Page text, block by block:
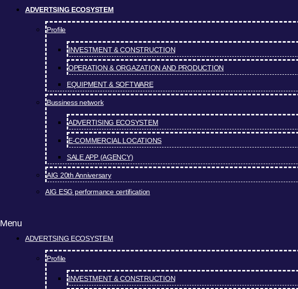
ADVERTSING ECOSYSTEM
Profile
INVESTMENT & CONSTRUCTION
OPERATION & ORGAZATION AND PRODUCTION
EQUIPMENT & SOFTWARE
Bussiness network
ADVERTISING ECOSYSTEM
E-COMMERCIAL LOCATIONS
SALE APP (AGENCY)
AIG 20th Anniversary
AIG ESG performance certification
Menu
ADVERTSING ECOSYSTEM
Profile
INVESTMENT & CONSTRUCTION